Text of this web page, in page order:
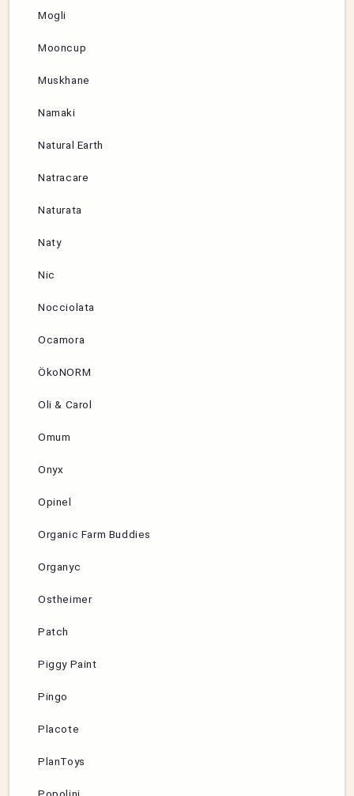
Mogli
Mooncup
Muskhane
Namaki
Natural Earth
Natracare
Naturata
Naty
Nic
Nocciolata
Ocamora
ÖkoNORM
Oli & Carol
Omum
Onyx
Opinel
Organic Farm Buddies
Organyc
Ostheimer
Patch
Piggy Paint
Pingo
Placote
PlanToys